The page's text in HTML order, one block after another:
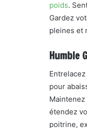
poids.
Gardez
pleines et
Humble
pour
étendez
poitrine,